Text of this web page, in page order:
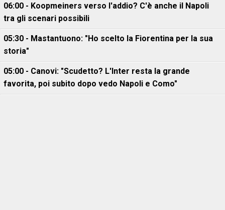
06:00 - Koopmeiners verso l'addio? C'è anche il Napoli
tra gli scenari possibili
05:30 - Mastantuono: "Ho scelto la Fiorentina per la sua
storia"
05:00 - Canovi: "Scudetto? L'Inter resta la grande
favorita, poi subito dopo vedo Napoli e Como"